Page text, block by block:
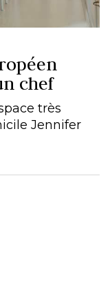
chef
très
Jennifer